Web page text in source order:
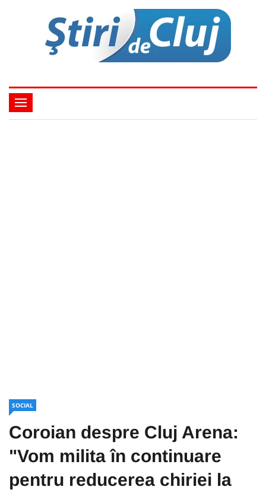
SOCIAL
Coroian despre Cluj Arena:
"Vom milita în continuare
pentru reducerea chiriei la